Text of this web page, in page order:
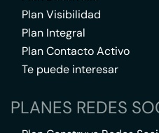
Plan Visibilidad
Plan Integral
Plan Contacto Activo
Te puede interesar
PLANES REDES